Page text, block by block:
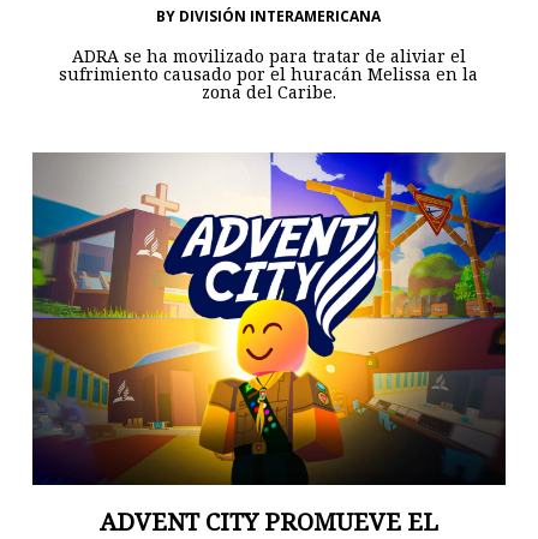
BY DIVISIÓN INTERAMERICANA
ADRA se ha movilizado para tratar de aliviar el
sufrimiento causado por el huracán Melissa en la
zona del Caribe.
ADVENT CITY PROMUEVE EL